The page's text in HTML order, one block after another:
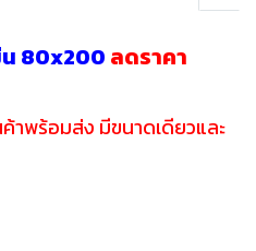
80x200 ลดราคา
าพร้อมส่ง มีขนาดเดียวและ